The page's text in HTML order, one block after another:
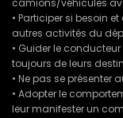
camions/véhicules
• Participer si besoin
autres activités du
• Guider le
toujours de leurs
• Ne pas se présenter
• Adopter le
leur manifester un